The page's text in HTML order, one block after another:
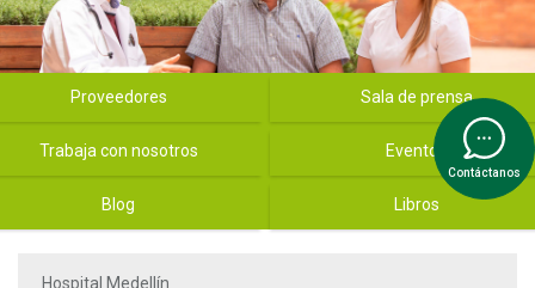
Proveedores Sala de prensa
Trabaja con nosotros Eventos
Blog Libros
Hospital Medellín
Contáctanos